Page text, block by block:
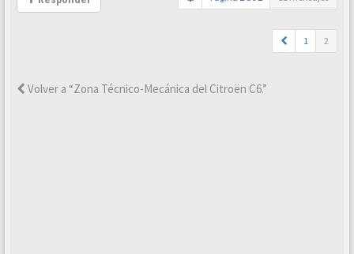
1 2
Volver a “Zona Técnico-Mecánica del Citroën C6.”